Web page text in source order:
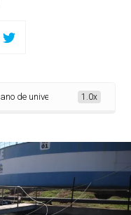
de universalização da
1.0x